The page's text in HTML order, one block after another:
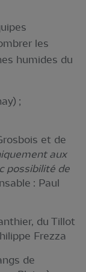
les
humides du
;
et de
aux
possibilité de
: Paul
du Tillot
Frezza
de